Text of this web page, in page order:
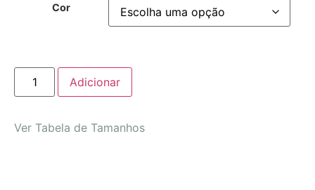
Cor
Adicionar
Ver Tabela de Tamanhos